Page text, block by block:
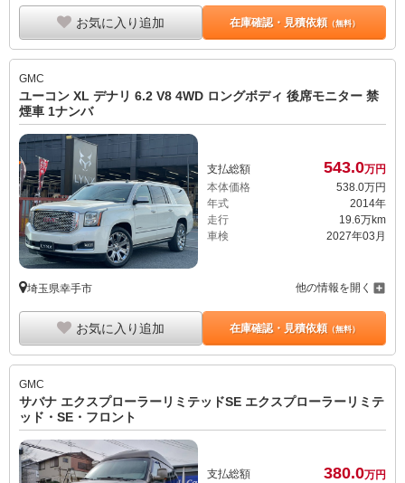
お気に入り追加 在庫確認・見積依頼（無料）
GMC
ユーコン XL デナリ 6.2 V8 4WD ロングボディ 後席モニター 禁
煙車 1ナンバ
支払総額 543.0万円
本体価格
538.0万円
年式
2014年
走行
19.6万km
車検
2027年03月
埼玉県幸手市 他の情報を開く
お気に入り追加 在庫確認・見積依頼（無料）
GMC
サバナ エクスプローラーリミテッドSE エクスプローラーリミテ
ッド・SE・フロント
支払総額 380.0万円